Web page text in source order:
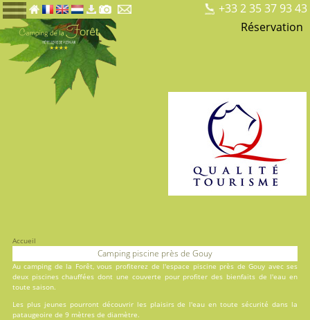
+33 2 35 37 93 43
Réservation
Accueil
Camping piscine près de Gouy
Aucamping de la Forêt, vous profiterez de l'espace piscine près de Gouy avec ses
deux piscineschauffées dont une couverte pour profiter des bienfaits de l'eau en
toute saison.
Les plus jeunes pourront découvrir les plaisirs de l'eau en toute sécurité dans la
pataugeoire de 9 mètres de diamètre.